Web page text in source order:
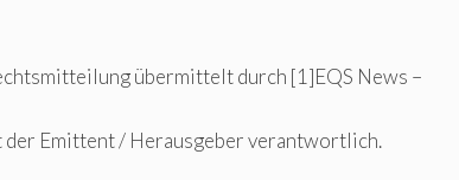
übermittelt durch [1]EQS News –
Emittent / Herausgeber verantwortlich.